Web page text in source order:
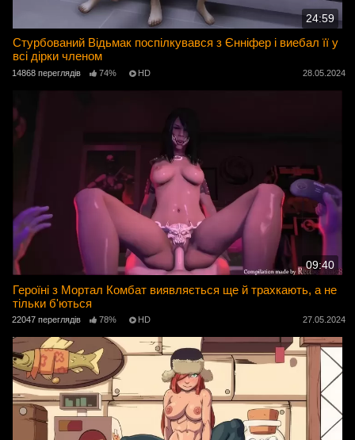
24:59
Стурбований Відьмак поспілкувався з Єнніфер і виебал її у
всі дірки членом
14868 переглядів 74% HD 28.05.2024
09:40
Героїні з Мортал Комбат виявляється ще й трахкають, а не
тільки б'ються
22047 переглядів 78% HD 27.05.2024